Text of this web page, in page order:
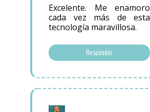
Excelente. Me enamoro
cada vez más de esta
tecnología maravillosa.
Responder